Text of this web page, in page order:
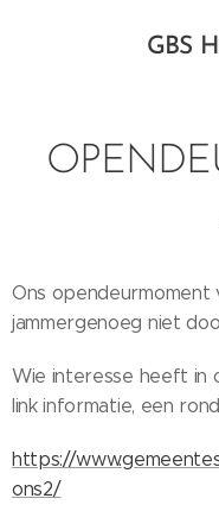
GBS
Ons opendeurmoment
jammergenoeg niet
Wie interesse heeft in
link informatie, een
https://
ons2/